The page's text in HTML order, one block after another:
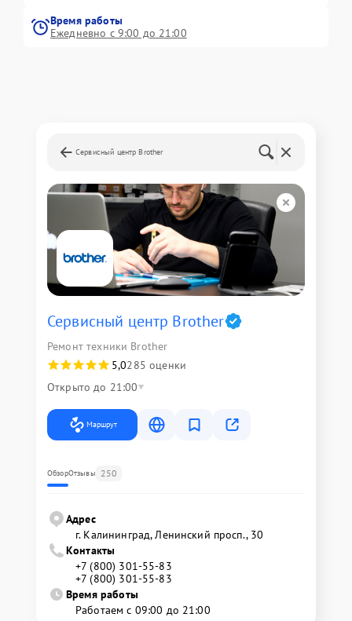
Время работы
Ежедневно с 9:00 до 21:00
Сервисный центр Brother
Сервисный центр Brother
Ремонт техники Brother
5,0285 оценки
Открыто до 21:00
Маршрут
ОбзорОтзывы 250
Адрес
г. Калининград, Ленинский просп., 30
Контакты
+7 (800) 301-55-83
+7 (800) 301-55-83
Время работы
Работаем с 09:00 до 21:00